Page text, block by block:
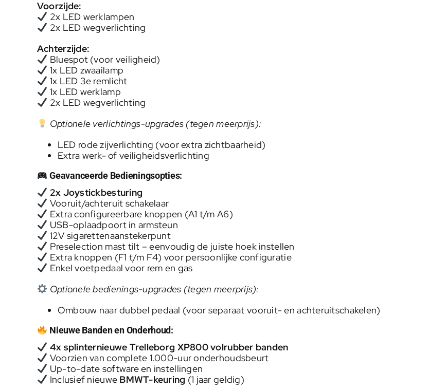
Voorzijde:
2x LED werklampen
2x LED wegverlichting
Achterzijde:
Bluespot (voor veiligheid)
1x LED zwaailamp
1x LED 3e remlicht
1x LED werklamp
2x LED wegverlichting
Optionele verlichtings-upgrades (tegen meerprijs):
LED rode zijverlichting (voor extra zichtbaarheid)
Extra werk- of veiligheidsverlichting
Geavanceerde Bedieningsopties:
2x Joystickbesturing
Vooruit/achteruit schakelaar
Extra configureerbare knoppen (A1 t/m A6)
USB-oplaadpoort in armsteun
12V sigarettenaanstekerpunt
Preselection mast tilt – eenvoudig de juiste hoek instellen
Extra knoppen (F1 t/m F4) voor persoonlijke configuratie
Enkel voetpedaal voor rem en gas
Optionele bedienings-upgrades (tegen meerprijs):
Ombouw naar dubbel pedaal (voor separaat vooruit- en achteruitschakelen)
Nieuwe Banden en Onderhoud:
4x splinternieuwe Trelleborg XP800 volrubber banden
Voorzien van complete 1.000-uur onderhoudsbeurt
Up-to-date software en instellingen
Inclusief nieuwe BMWT-keuring (1 jaar geldig)